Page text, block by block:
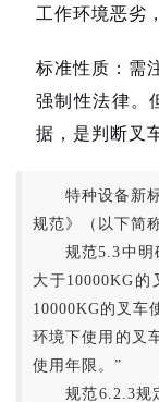
工作环境恶劣
标准性质：需
强制性法律。
据，是判断叉
特种设备新
规范》（以下简
规范5.3中
大于10000KG
10000KG的叉车
环境下使用的叉
使用年限。”
规范6.2.3规